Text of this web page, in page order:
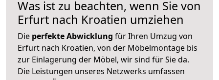
Was ist zu beachten, wenn Sie von
Erfurt nach Kroatien umziehen
Die perfekte Abwicklung für Ihren Umzug von
Erfurt nach Kroatien, von der Möbelmontage bis
zur Einlagerung der Möbel, wir sind für Sie da.
Die Leistungen unseres Netzwerks umfassen